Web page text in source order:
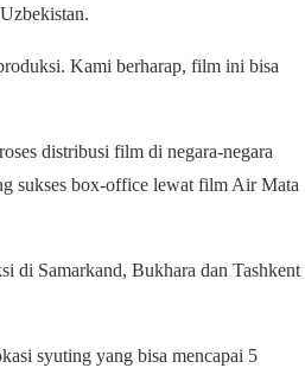
Kami berharap, film ini bisa
distribusi film di negara-negara
sukses box-office lewat film Air Mata
di Samarkand, Bukhara dan Tashkent
syuting yang bisa mencapai 5